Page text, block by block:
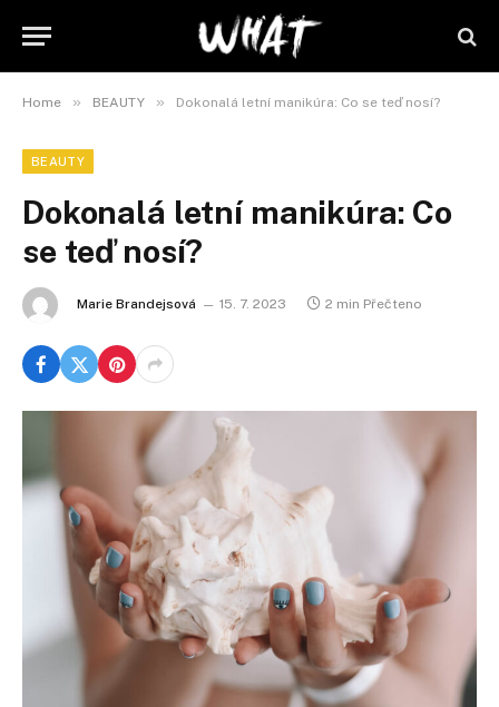
Home » BEAUTY » Dokonalá letní manikúra: Co se teď nosí?
BEAUTY
Dokonalá letní manikúra: Co
se teď nosí?
Marie Brandejsová 15. 7. 2023 2 min Přečteno